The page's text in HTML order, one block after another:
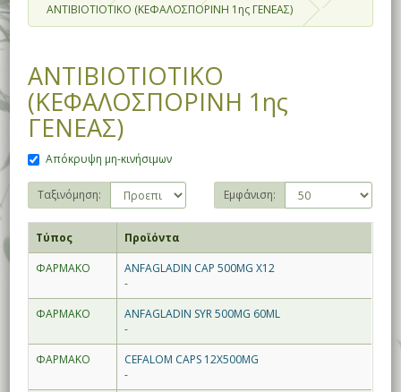
ΑΝΤΙΒΙΟΤΙΟΤΙΚΟ (ΚΕΦΑΛΟΣΠΟΡΙΝΗ 1ης ΓΕΝΕΑΣ)
ΑΝΤΙΒΙΟΤΙΟΤΙΚΟ
(ΚΕΦΑΛΟΣΠΟΡΙΝΗ 1ης
ΓΕΝΕΑΣ)
Απόκρυψη μη-κινήσιμων
Ταξινόμηση: Εμφάνιση:
Τύπος
Προϊόντα
ΦΑΡΜΑΚΟ
ANFAGLADIN CAP 500MG X12
-
ΦΑΡΜΑΚΟ
ANFAGLADIN SYR 500MG 60ML
-
ΦΑΡΜΑΚΟ
CEFALOM CAPS 12X500MG
-